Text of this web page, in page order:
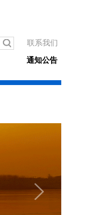
联系我们
通知公告